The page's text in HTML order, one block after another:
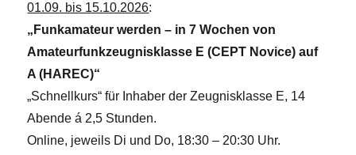
01.09. bis 15.10.2026:
„Funkamateur werden – in 7 Wochen von
Amateurfunkzeugnisklasse E (CEPT Novice) auf
A (HAREC)“
„Schnellkurs“ für Inhaber der Zeugnisklasse E, 14
Abende á 2,5 Stunden.
Online, jeweils Di und Do, 18:30 – 20:30 Uhr.